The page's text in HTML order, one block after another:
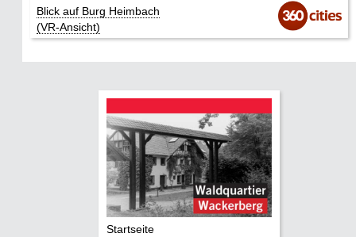
Blick auf Burg Heimbach
(VR-Ansicht)
Startseite